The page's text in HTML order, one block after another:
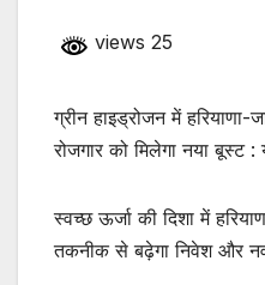
views 25
ग्रीन हाइड्रोजन में हरियाणा-
रोजगार को मिलेगा नया बूस्ट
स्वच्छ ऊर्जा की दिशा में
तकनीक से बढ़ेगा निवेश और